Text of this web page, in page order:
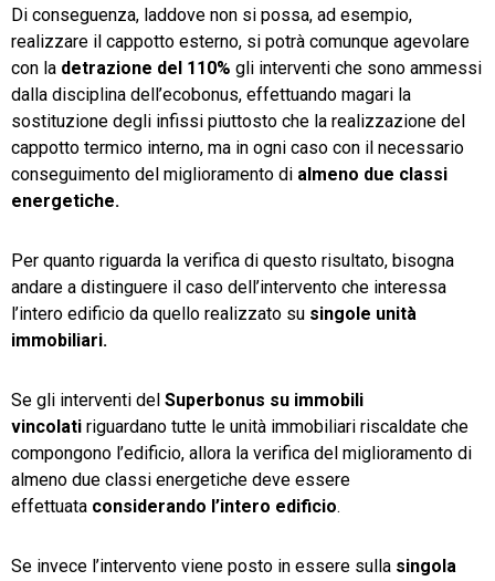
Di conseguenza, laddove non si possa, ad esempio,
realizzare il cappotto esterno, si potrà comunque agevolare
con la detrazione del 110% gli interventi che sono ammessi
dalla disciplina dell’ecobonus, effettuando magari la
sostituzione degli infissi piuttosto che la realizzazione del
cappotto termico interno, ma in ogni caso con il necessario
conseguimento del miglioramento di almeno due classi
energetiche.
Per quanto riguarda la verifica di questo risultato, bisogna
andare a distinguere il caso dell’intervento che interessa
l’intero edificio da quello realizzato su singole unità
immobiliari.
Se gli interventi del Superbonus su immobili
vincolati riguardano tutte le unità immobiliari riscaldate che
compongono l’edificio, allora la verifica del miglioramento di
almeno due classi energetiche deve essere
effettuata considerando l’intero edificio.
Se invece l’intervento viene posto in essere sulla singola